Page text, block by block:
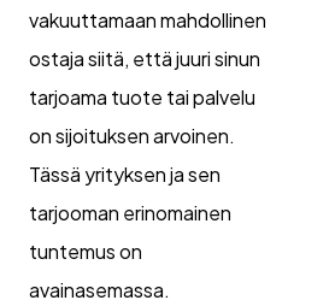
vakuuttamaan mahdollinen
ostaja siitä, että juuri sinun
tarjoama tuote tai palvelu
on sijoituksen arvoinen.
Tässä yrityksen ja sen
tarjooman erinomainen
tuntemus on
avainasemassa.